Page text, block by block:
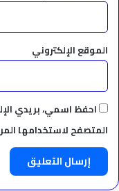
الموقع الإلكتروني
احفظ اسمي، بريدي
المتصفح لاستخدامها